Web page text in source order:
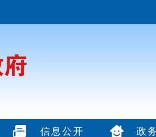
信息公开 政